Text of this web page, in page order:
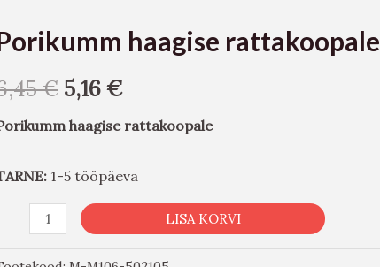
haagise rattakoopale
€ 5,16€
haagise rattakoopale
1-5 tööpäeva
LISA KORVI